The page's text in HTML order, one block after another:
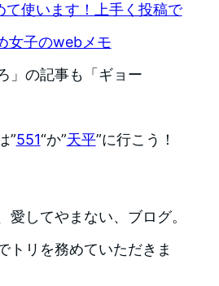
使います！上手く投稿で
女子のwebメモ
」の記事も「ギョー
”551“か”天平”に行こう！
愛してやまない、ブログ。
トリを務めていただきま